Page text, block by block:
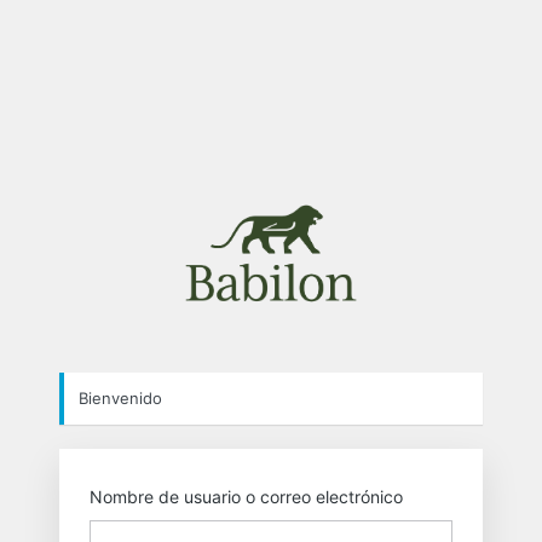
Bienvenido
Nombre de usuario o correo electrónico